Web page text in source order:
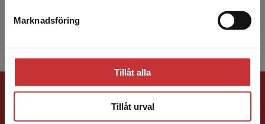
Marknadsföring
Tillåt alla
Tillåt urval
Kroppskännedom. Han examinerades som l...
Förlagskontakt